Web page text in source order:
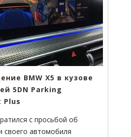
BMW X5 в кузове
5DN Parking
Plus
с просьбой об
своего автомобиля